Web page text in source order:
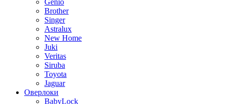
Genio
Brother
Singer
Astralux
New Home
Juki
Veritas
Siruba
Toyota
Jaguar
Оверлоки
BabyLock